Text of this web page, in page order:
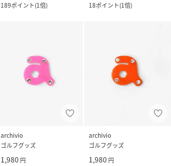
189ポイント(1倍)
18ポイント(1倍)
archivio
ゴルフグッズ
1,980 円
archivio
ゴルフグッズ
1,980 円